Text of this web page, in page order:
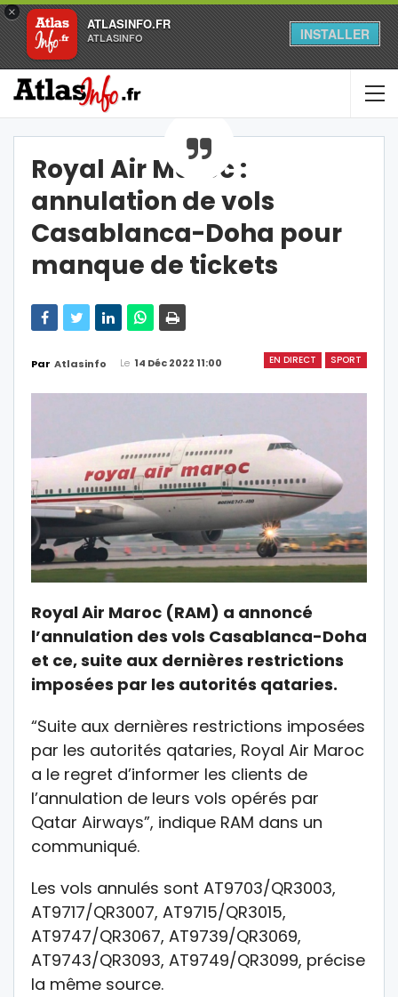
×
ATLASINFO.FR
ATLASINFO INSTALLER
Royal Air Maroc :
annulation de vols
Casablanca-Doha pour
manque de tickets
EN DIRECT SPORT
Par Atlasinfo Le 14 Déc 2022 11:00
Royal Air Maroc (RAM) a annoncé
l’annulation des vols Casablanca-Doha
et ce, suite aux dernières restrictions
imposées par les autorités qataries.
“Suite aux dernières restrictions imposées
par les autorités qataries, Royal Air Maroc
a le regret d’informer les clients de
l’annulation de leurs vols opérés par
Qatar Airways”, indique RAM dans un
communiqué.
Les vols annulés sont AT9703/QR3003,
AT9717/QR3007, AT9715/QR3015,
AT9747/QR3067, AT9739/QR3069,
AT9743/QR3093, AT9749/QR3099, précise
la même source.